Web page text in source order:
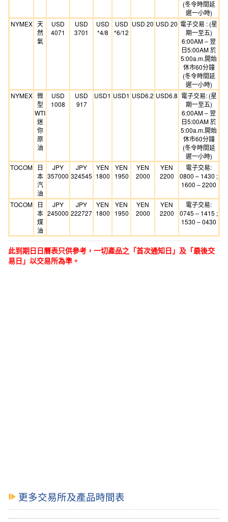
(冬令時間延
遲一小時)
NYMEX 天
然
氣
USD
4071
USD
3701
USD
*4/8
USD
*6/12
USD 20 USD 20 電子交易 : (星
期一至五)
6:00AM – 翌
日5:00AM 於
5:00a.m.開始
休市60分鐘
(冬令時間延
遲一小時)
NYMEX 微
型
WTI
迷
你
原
油
USD
1008
USD
917
USD1 USD1 USD6.2 USD6.8 電子交易: (星
期一至五)
6:00AM – 翌
日5:00AM 於
5:00a.m.開始
休市60分鐘
(冬令時間延
遲一小時)
TOCOM
日
本
汽
油
JPY
357000
JPY
324545
YEN
1800
YEN
1950
YEN
2000
YEN
2200
電子交易:
0800 – 1430 ;
1600 – 2200
TOCOM
日
本
煤
油
JPY
245000
JPY
222727
YEN
1800
YEN
1950
YEN
2000
YEN
2200
電子交易:
0745 – 1415 ;
1530 – 0430
此到期日日曆表只供參考，一切產品之「首次通知日」及「最後交
易日」以交易所為準。
更多交易所及產品時間表